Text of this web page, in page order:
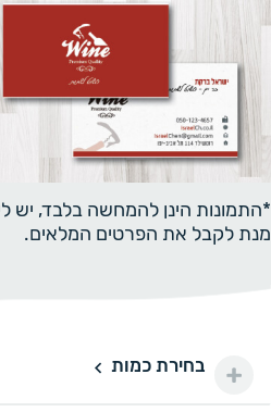
*התמונות הינן להמחשה בלבד, יש
מנת לקבל את הפרטים המלאים.
100 100 יחידות
בחירת כמות